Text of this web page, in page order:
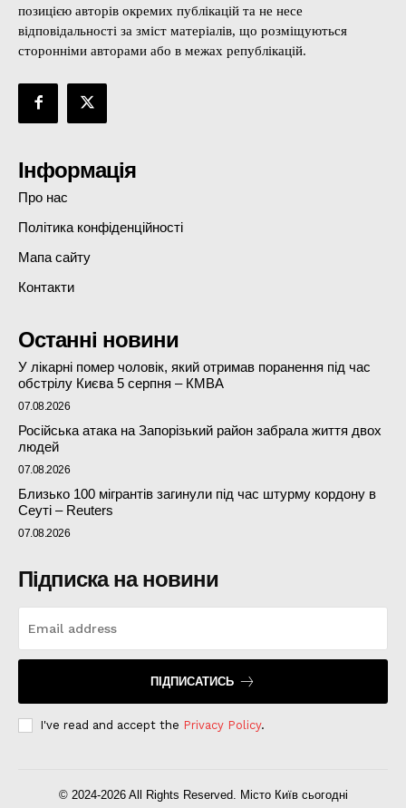
позицією авторів окремих публікацій та не несе
відповідальності за зміст матеріалів, що розміщуються
сторонніми авторами або в межах републікацій.
Інформація
Про нас
Політика конфіденційності
Мапа сайту
Контакти
Останні новини
У лікарні помер чоловік, який отримав поранення під час
обстрілу Києва 5 серпня – КМВА
07.08.2026
Російська атака на Запорізький район забрала життя двох
людей
07.08.2026
Близько 100 мігрантів загинули під час штурму кордону в
Сеуті – Reuters
07.08.2026
Підписка на новини
ПІДПИСАТИСЬ
I've read and accept the Privacy Policy.
© 2024-2026 All Rights Reserved. Місто Київ сьогодні